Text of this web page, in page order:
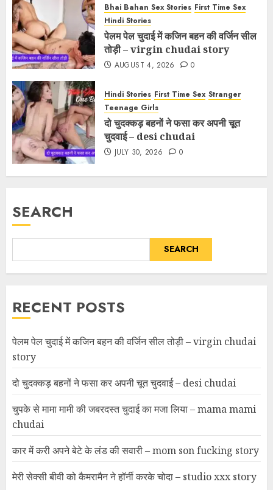
Bhai Bahan Sex Stories First Time Sex
Hindi Stories
पेलम पेल चुदाई में कजिन बहन की वर्जिन सील
तोड़ी – virgin chudai story
AUGUST 4, 2026 0
Hindi Stories First Time Sex Stranger
Teenage Girls
दो चुदक्कड़ बहनों ने फसा कर अपनी चूत
चुदवाई – desi chudai
JULY 30, 2026 0
SEARCH
SEARCH
RECENT POSTS
पेलम पेल चुदाई में कजिन बहन की वर्जिन सील तोड़ी – virgin chudai
story
दो चुदक्कड़ बहनों ने फसा कर अपनी चूत चुदवाई – desi chudai
चुपके से मामा मामी की जबरदस्त चुदाई का मजा लिया – mama mami
chudai
कार में करी अपने बेटे के लंड की सवारी – mom son fucking story
मेरी सेक्सी बीवी को कैमरामैन ने हॉर्नी करके चोदा – studio xxx story